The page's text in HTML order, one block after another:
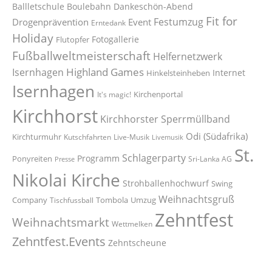
Ballletschule Boulebahn Dankeschön-Abend
Drogenprävention Erntedank Event Festumzug Fit for
Holiday Flutopfer Fotogallerie
Fußballweltmeisterschaft Helfernetzwerk
Isernhagen Highland Games Hinkelsteinheben Internet
Isernhagen It's magic! Kirchenportal
Kirchhorst Kirchhorster Sperrmüllband
Kirchturmuhr Kutschfahrten Live-Musik Livemusik Odi (Südafrika)
Ponyreiten Presse Programm Schlagerparty Sri-Lanka AG St.
Nikolai Kirche Strohballenhochwurf Swing
Company Tischfussball Tombola Umzug Weihnachtsgruß
Weihnachtsmarkt Wettmelken Zehntfest
Zehntfest.Events Zehntscheune